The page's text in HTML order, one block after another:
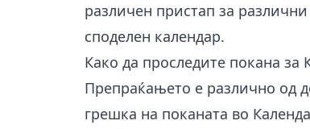
различен пристап за
споделен календар.
Како да проследите покана за
Препраќањето е различно од
грешка на поканата во